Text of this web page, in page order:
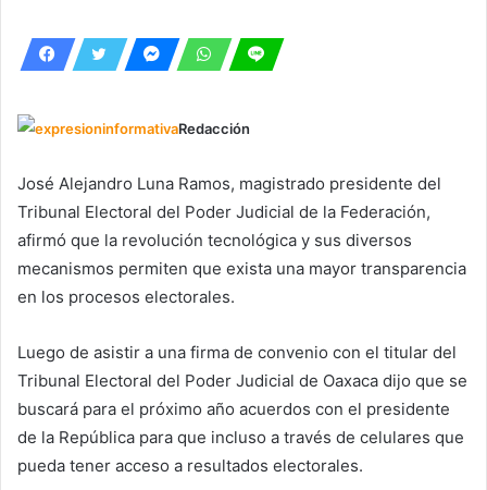
Redacción
José Alejandro Luna Ramos, magistrado presidente del
Tribunal Electoral del Poder Judicial de la Federación,
afirmó que la revolución tecnológica y sus diversos
mecanismos permiten que exista una mayor transparencia
en los procesos electorales.
Luego de asistir a una firma de convenio con el titular del
Tribunal Electoral del Poder Judicial de Oaxaca dijo que se
buscará para el próximo año acuerdos con el presidente
de la República para que incluso a través de celulares que
pueda tener acceso a resultados electorales.